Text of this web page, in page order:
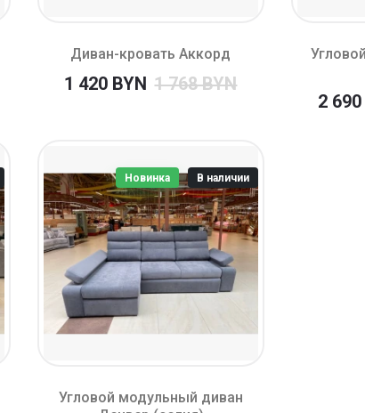
Диван-кровать Аккорд
1 420 BYN 1 768 BYN
2 690
Новинка В наличии
Угловой модульный диван